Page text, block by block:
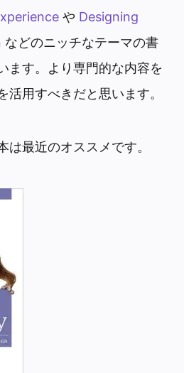
や Designing
などのニッチなテーマの書
ます。より専門的な内容を
活用すべきだと思います。
は最近のオススメです。